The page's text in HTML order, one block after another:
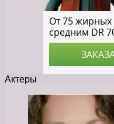
Актеры